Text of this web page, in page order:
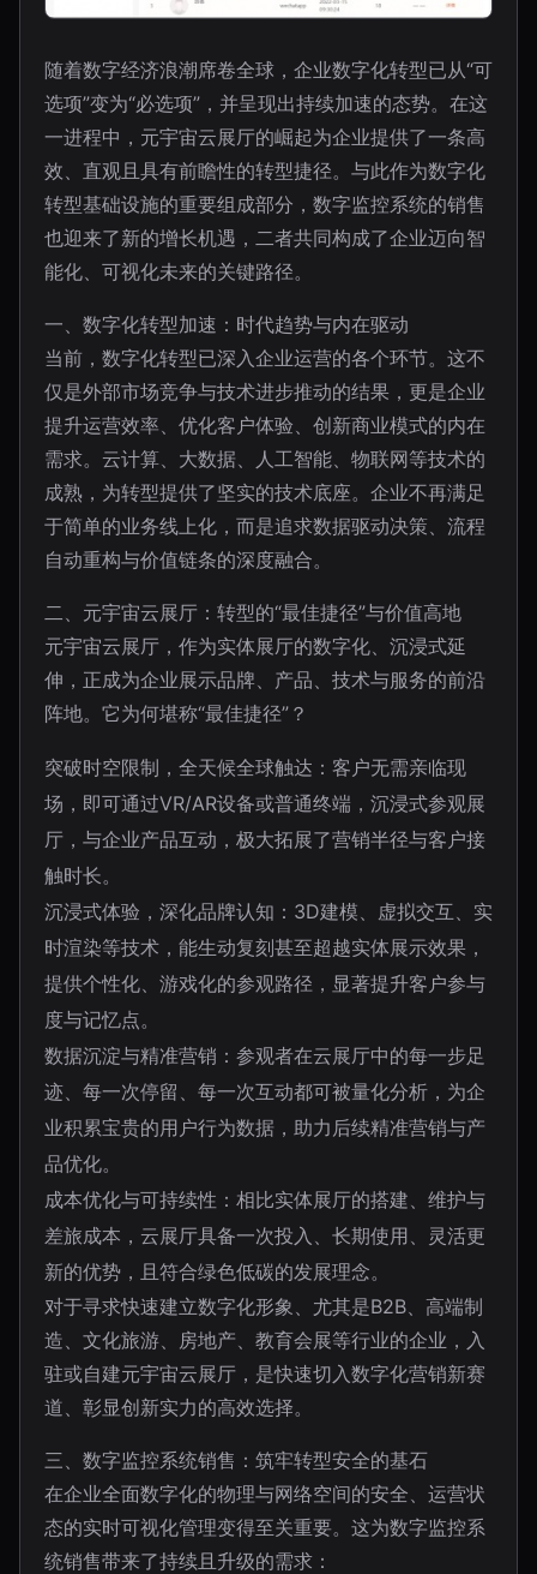
随着数字经济浪潮席卷全球，企业数字化转型已从“可
选项”变为“必选项”，并呈现出持续加速的态势。在这
一进程中，元宇宙云展厅的崛起为企业提供了一条高
效、直观且具有前瞻性的转型捷径。与此作为数字化
转型基础设施的重要组成部分，数字监控系统的销售
也迎来了新的增长机遇，二者共同构成了企业迈向智
能化、可视化未来的关键路径。
一、数字化转型加速：时代趋势与内在驱动
当前，数字化转型已深入企业运营的各个环节。这不
仅是外部市场竞争与技术进步推动的结果，更是企业
提升运营效率、优化客户体验、创新商业模式的内在
需求。云计算、大数据、人工智能、物联网等技术的
成熟，为转型提供了坚实的技术底座。企业不再满足
于简单的业务线上化，而是追求数据驱动决策、流程
自动重构与价值链条的深度融合。
二、元宇宙云展厅：转型的“最佳捷径”与价值高地
元宇宙云展厅，作为实体展厅的数字化、沉浸式延
伸，正成为企业展示品牌、产品、技术与服务的前沿
阵地。它为何堪称“最佳捷径”？
突破时空限制，全天候全球触达：客户无需亲临现
场，即可通过VR/AR设备或普通终端，沉浸式参观展
厅，与企业产品互动，极大拓展了营销半径与客户接
触时长。
沉浸式体验，深化品牌认知：3D建模、虚拟交互、实
时渲染等技术，能生动复刻甚至超越实体展示效果，
提供个性化、游戏化的参观路径，显著提升客户参与
度与记忆点。
数据沉淀与精准营销：参观者在云展厅中的每一步足
迹、每一次停留、每一次互动都可被量化分析，为企
业积累宝贵的用户行为数据，助力后续精准营销与产
品优化。
成本优化与可持续性：相比实体展厅的搭建、维护与
差旅成本，云展厅具备一次投入、长期使用、灵活更
新的优势，且符合绿色低碳的发展理念。
对于寻求快速建立数字化形象、尤其是B2B、高端制
造、文化旅游、房地产、教育会展等行业的企业，入
驻或自建元宇宙云展厅，是快速切入数字化营销新赛
道、彰显创新实力的高效选择。
三、数字监控系统销售：筑牢转型安全的基石
在企业全面数字化的物理与网络空间的安全、运营状
态的实时可视化管理变得至关重要。这为数字监控系
统销售带来了持续且升级的需求：